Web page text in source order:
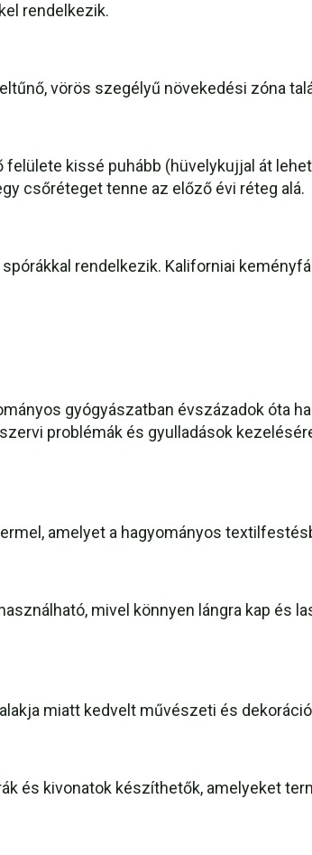
rendelkezik.
vörös szegélyű növekedési zóna
felülete kissé puhább (hüvelykujjal át
csőréteget tenne az előző évi réteg alá.
rendelkezik. Kaliforniai
gyógyászatban évszázadok óta
problémák és gyulladások
amelyet a hagyományos
mivel könnyen lángra kap és
miatt kedvelt művészeti és
és kivonatok készíthetők, amelyeket